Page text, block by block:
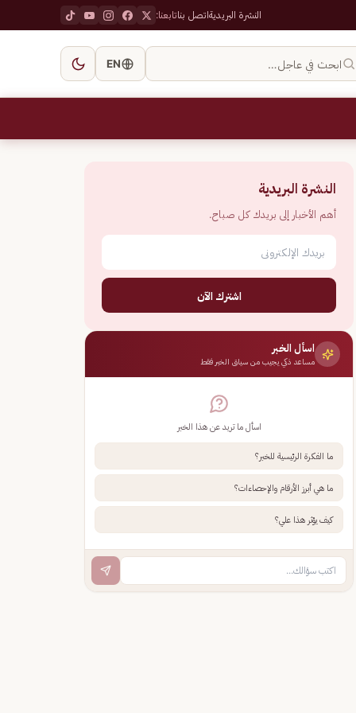
النشرة البريديةاتصل بناتابعنا:
ابحث في عاجل… EN
النشرة البريدية
أهم الأخبار إلى بريدك كل صباح.
اشترك الآن
اسأل الخبر
مساعد ذكي يجيب من سياق الخبر فقط
اسأل ما تريد عن هذا الخبر
ما الفكرة الرئيسية للخبر؟
ما هي أبرز الأرقام والإحصاءات؟
كيف يؤثر هذا علي؟